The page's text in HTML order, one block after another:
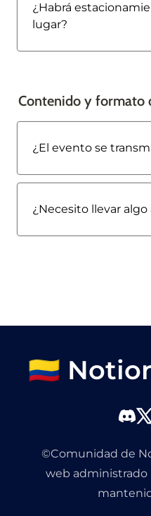
¿Habrá
lugar?
Contenido y formato
¿El evento se
¿Necesito llevar algo
🇨🇴
©Comunidad de
web administrado